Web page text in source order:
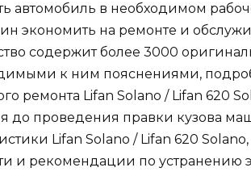
автомобиль в необходимом
экономить на ремонте и
содержит более 3000
к ним пояснениями,
ремонта Lifan Solano / Lifan 620
до проведения правки кузова
Lifan Solano / Lifan 620
и рекомендации по устранению